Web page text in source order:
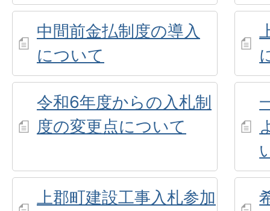
中間前金払制度の導入
について
令和6年度からの入札制
度の変更点について
上郡町建設工事入札参加